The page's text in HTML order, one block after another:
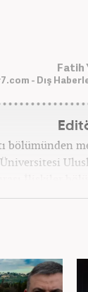
Fatih
- Dış
bölümünden
İlişkiler
hayatı
Eylül
olarak